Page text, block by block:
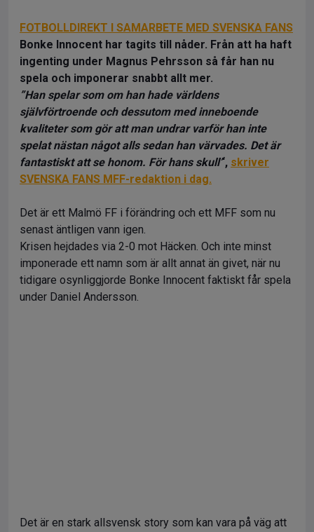
FOTBOLLDIREKT I SAMARBETE MED SVENSKA FANS
Bonke Innocent har tagits till nåder. Från att ha haft
ingenting under Magnus Pehrsson så får han nu
spela och imponerar snabbt allt mer.
”Han spelar som om han hade världens
självförtroende och dessutom med inneboende
kvaliteter som gör att man undrar varför han inte
spelat nästan något alls sedan han värvades. Det är
fantastiskt att se honom. För hans skull’‘, skriver
SVENSKA FANS MFF-redaktion i dag.
Det är ett Malmö FF i förändring och ett MFF som nu
senast äntligen vann igen.
Krisen hejdades via 2-0 mot Häcken. Och inte minst
imponerade ett namn som är allt annat än givet, när nu
tidigare osynliggjorde Bonke Innocent faktiskt får spela
under Daniel Andersson.
Det är en stark allsvensk story som kan vara på väg att